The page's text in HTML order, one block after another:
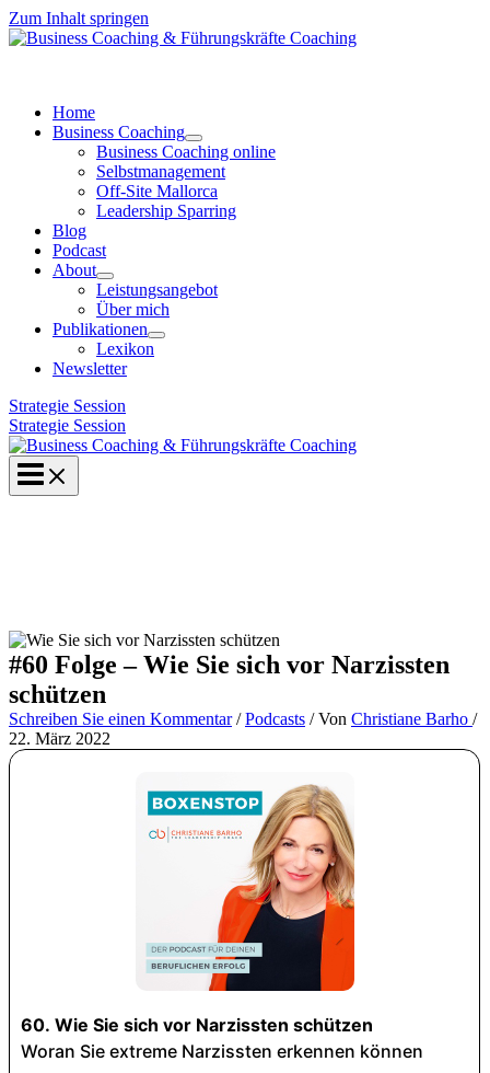
Zum Inhalt springen
Home
Business Coaching
Business Coaching online
Selbstmanagement
Off-Site Mallorca
Leadership Sparring
Blog
Podcast
About
Leistungsangebot
Über mich
Publikationen
Lexikon
Newsletter
Strategie Session
Strategie Session
#60 Folge – Wie Sie sich vor Narzissten
schützen
Schreiben Sie einen Kommentar /Podcasts / Von Christiane Barho /
22. März 2022